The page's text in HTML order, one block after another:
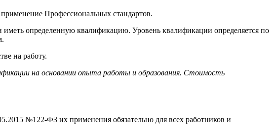
Профессиональных стандартов.
определенную квалификацию. Уровень квалификации определяется по
на работу.
на основании опыта работы и образования. Стоимость
№122-ФЗ их применения обязательно для всех работников и